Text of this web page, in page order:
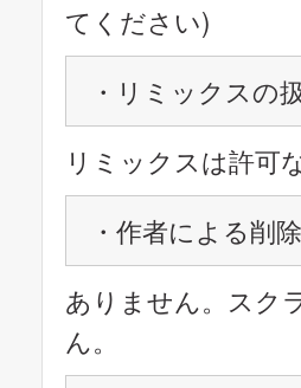
てください)
・リミックスの
リミックスは許可
・作者による削
ありません。スク
ん。